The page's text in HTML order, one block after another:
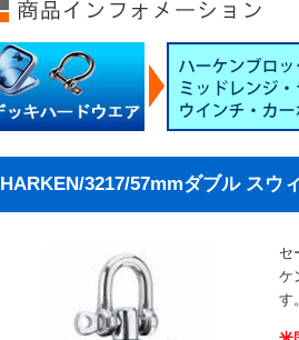
HARKEN/3217/57mmダブル スウ
セ
ケ
す